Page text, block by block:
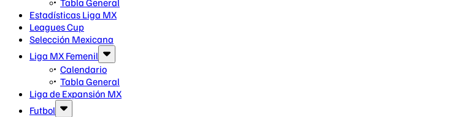
Tabla General
Estadísticas Liga MX
Leagues Cup
Selección Mexicana
Liga MX Femenil
Calendario
Tabla General
Liga de Expansión MX
Futbol